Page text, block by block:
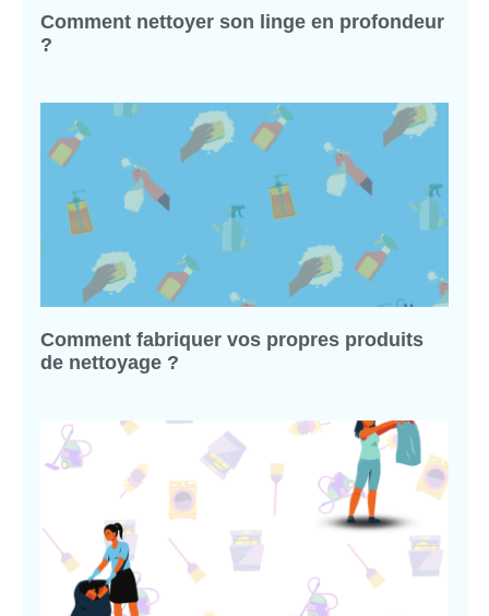
Comment nettoyer son linge en profondeur
?
Comment fabriquer vos propres produits
de nettoyage ?